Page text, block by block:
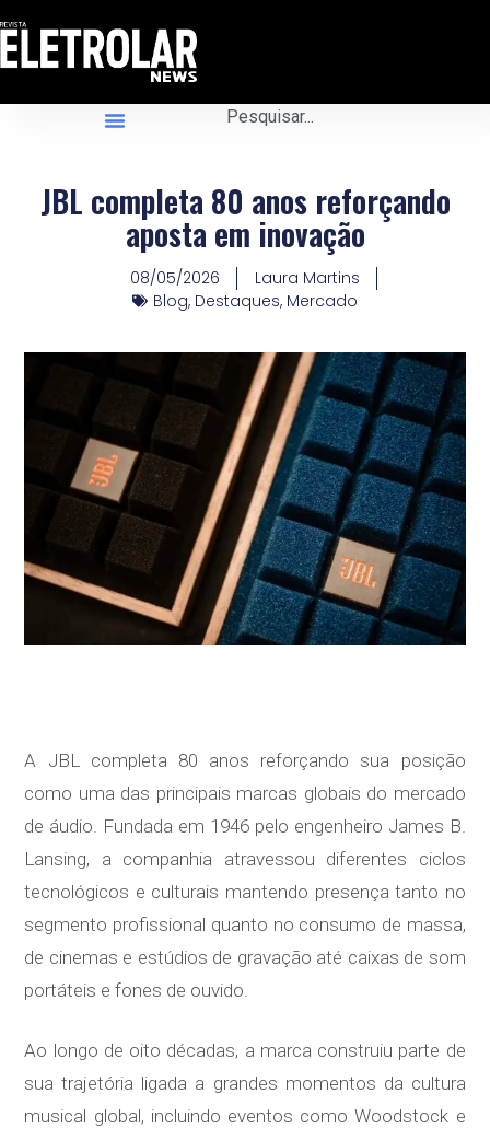
JBL completa 80 anos reforçando
aposta em inovação
08/05/2026
Laura Martins
Blog, Destaques, Mercado
A JBL completa 80 anos reforçando sua posição
como uma das principais marcas globais do mercado
de áudio. Fundada em 1946 pelo engenheiro James B.
Lansing, a companhia atravessou diferentes ciclos
tecnológicos e culturais mantendo presença tanto no
segmento profissional quanto no consumo de massa,
de cinemas e estúdios de gravação até caixas de som
portáteis e fones de ouvido.
Ao longo de oito décadas, a marca construiu parte de
sua trajetória ligada a grandes momentos da cultura
musical global, incluindo eventos como Woodstock e